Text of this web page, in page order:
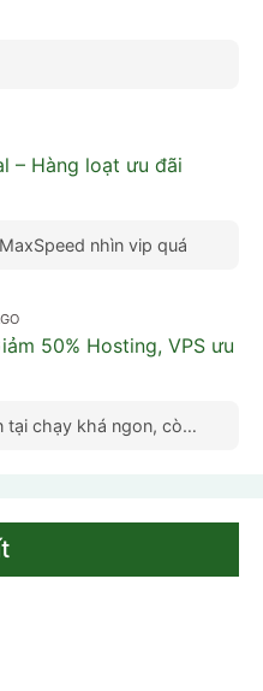
– Hàng loạt ưu đãi
nhìn vip quá
50% Hosting, VPS ưu
tại chạy khá ngon, cò…